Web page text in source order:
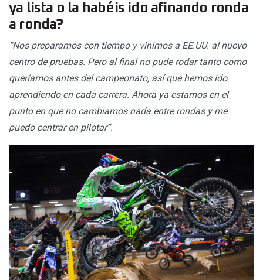
ya lista o la habéis ido afinando ronda
a ronda?
“Nos preparamos con tiempo y vinimos a EE.UU. al nuevo
centro de pruebas. Pero al final no pude rodar tanto como
queríamos antes del campeonato, así que hemos ido
aprendiendo en cada carrera. Ahora ya estamos en el
punto en que no cambiamos nada entre rondas y me
puedo centrar en pilotar”.